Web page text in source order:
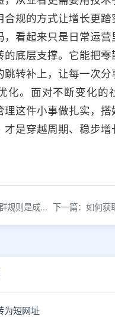
合规的方式让增长更踏
看起来只是日常运营
的底层支撑。它能把零
跳转补上，让每一次分
化。面对不断变化的
理这件小事做扎实，搭
才是穿越周期、稳步增
上一篇：掌握社群规则是成功运营的关键前提
为短网址